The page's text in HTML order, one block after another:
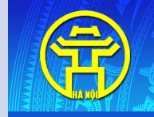
content